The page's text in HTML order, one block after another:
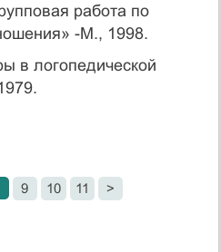
работа по
-М., 1998.
в логопедической
9 10 11 >